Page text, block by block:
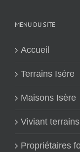
MENU DU SITE
Accueil
Terrains Isère
Maisons Isère
Viviant terrains
Propriétaires